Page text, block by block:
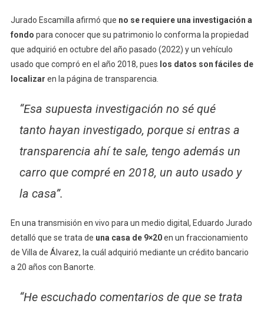
Sobre
Casa
Jurado Escamilla afirmó que no se requiere una investigación a
fondo para conocer que su patrimonio lo conforma la propiedad
que adquirió en octubre del año pasado (2022) y un vehículo
usado que compró en el año 2018, pues los datos son fáciles de
localizar en la página de transparencia.
“Esa supuesta investigación no sé qué
tanto hayan investigado, porque si entras a
transparencia ahí te sale, tengo además un
carro que compré en 2018, un auto usado y
la casa”.
En una transmisión en vivo para un medio digital, Eduardo Jurado
detalló que se trata de una casa de 9×20en un fraccionamiento
de Villa de Álvarez, la cuál adquirió mediante un crédito bancario
a 20 años con Banorte.
“He escuchado comentarios de que se trata